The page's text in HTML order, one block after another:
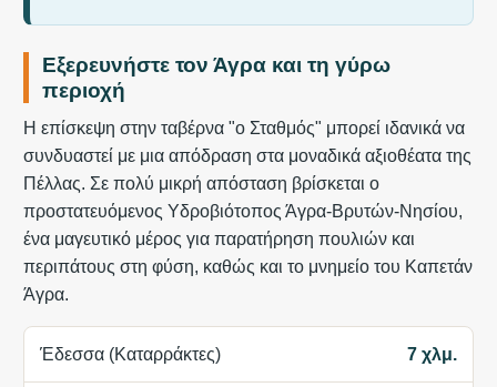
Εξερευνήστε τον Άγρα και τη γύρω
περιοχή
Η επίσκεψη στην ταβέρνα "ο Σταθμός" μπορεί ιδανικά να
συνδυαστεί με μια απόδραση στα μοναδικά αξιοθέατα της
Πέλλας. Σε πολύ μικρή απόσταση βρίσκεται ο
προστατευόμενος Υδροβιότοπος Άγρα-Βρυτών-Νησίου,
ένα μαγευτικό μέρος για παρατήρηση πουλιών και
περιπάτους στη φύση, καθώς και το μνημείο του Καπετάν
Άγρα.
Έδεσσα (Καταρράκτες) 7 χλμ.